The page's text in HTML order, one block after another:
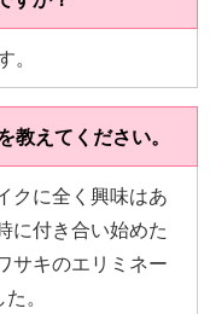
。
教えてください。
クに全く興味はあ
に付き合い始めた
サキのエリミネー
。